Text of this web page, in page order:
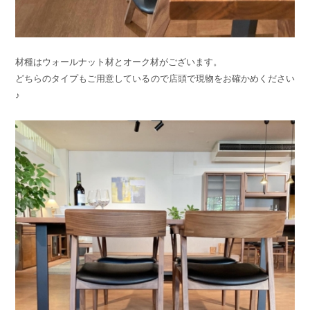
材種はウォールナット材とオーク材がございます。
どちらのタイプもご用意しているので店頭で現物をお確かめください
♪